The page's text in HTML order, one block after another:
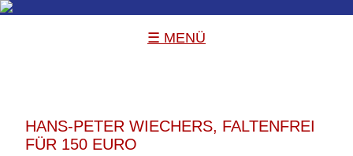
☰ MENÜ
HANS-PETER WIECHERS, FALTENFREI
FÜR 150 EURO